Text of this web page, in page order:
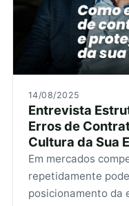
14/08/2025
Entrevista
Erros de
Cultura da Sua
Em mercados
repetidamente
posicionamento da